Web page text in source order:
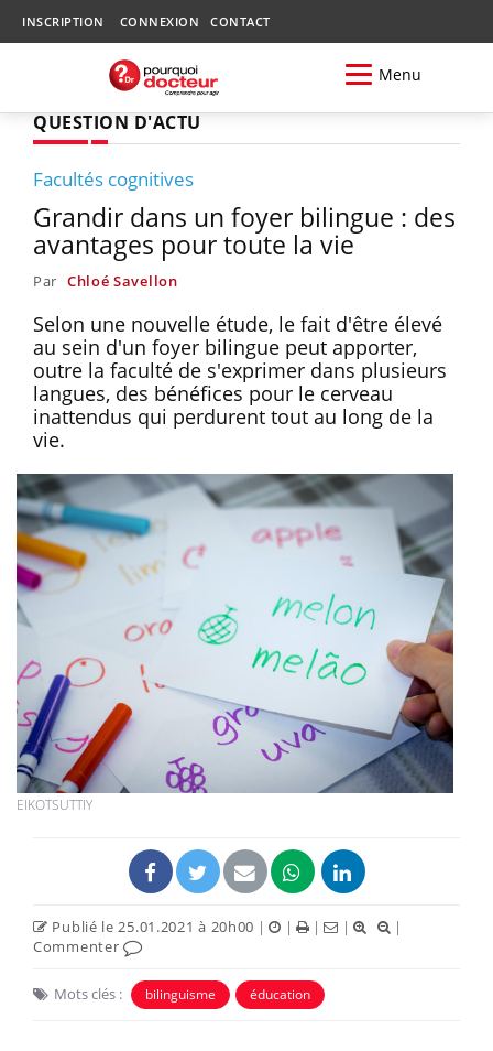
INSCRIPTION CONNEXION CONTACT
Menu
QUESTION D'ACTU
Facultés cognitives
Grandir dans un foyer bilingue : des
avantages pour toute la vie
Par Chloé Savellon
Selon une nouvelle étude, le fait d'être élevé
au sein d'un foyer bilingue peut apporter,
outre la faculté de s'exprimer dans plusieurs
langues, des bénéfices pour le cerveau
inattendus qui perdurent tout au long de la
vie.
EIKOTSUTTIY
Publié le 25.01.2021 à 20h00 | | | |
|
Commenter
Mots clés : bilinguisme éducation